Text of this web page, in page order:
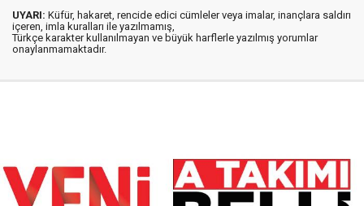
UYARI: Küfür, hakaret, rencide edici cümleler veya imalar, inançlara saldırı
içeren, imla kuralları ile yazılmamış,
Türkçe karakter kullanılmayan ve büyük harflerle yazılmış yorumlar
onaylanmamaktadır.